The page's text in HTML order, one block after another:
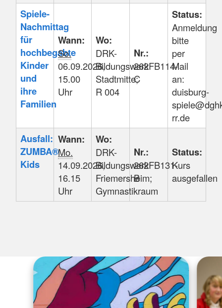
Spiele-
Nachmittag
für
hochbegabte
Kinder
und
ihre
Familien
Wann:
So.
06.09.2026,
15.00
Uhr
Wo:
DRK-
Bildungswerk
Stadtmitte;
R 004
Nr.:
262FB114-
C
Status:
Anmeldung
bitte
per
Mail
an:
duisburg-
rr.de
Ausfall:
ZUMBA®
Kids
Wann:
Mo.
14.09.2026,
16.15
Uhr
Wo:
DRK-
Bildungswerk
Friemersheim;
Gymnastikraum
Nr.:
262FB131-
B
Status:
Kurs
ausgefallen